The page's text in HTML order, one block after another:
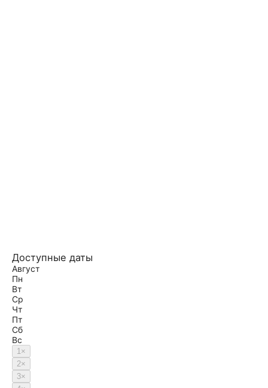
Доступные даты
Август
Пн
Вт
Ср
Чт
Пт
Сб
Вс
1×
2×
3×